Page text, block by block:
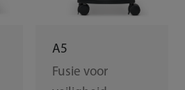
A5
Fusie voor